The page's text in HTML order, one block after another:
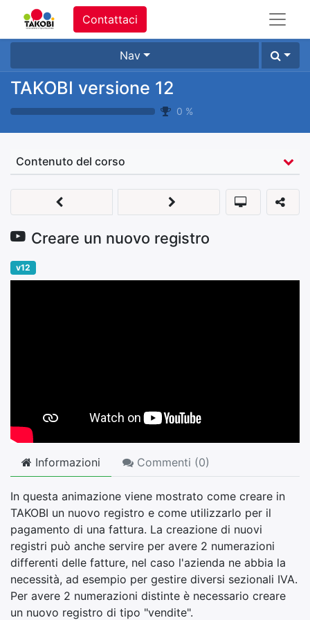
Contattaci
Nav
TAKOBI versione 12
0 %
Contenuto del corso
Creare un nuovo registro
v12
Informazioni Commenti (0)
In questa animazione viene mostrato come creare in
TAKOBI un nuovo registro e come utilizzarlo per il
pagamento di una fattura. La creazione di nuovi
registri può anche servire per avere 2 numerazioni
differenti delle fatture, nel caso l'azienda ne abbia la
necessità, ad esempio per gestire diversi sezionali IVA.
Per avere 2 numerazioni distinte è necessario creare
un nuovo registro di tipo "vendite".